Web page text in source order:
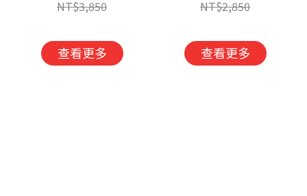
膠囊(50粒/盒)X3
物金
NT$3,850
查看更多
Soft Capsule
capsules/box
NT$2,850
查看更多